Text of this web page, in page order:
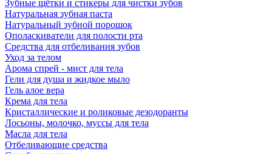
Зубные щётки и стикеры для чистки зубов
Натуральная зубная паста
Натуральный зубной порошок
Ополаскиватели для полости рта
Средства для отбеливания зубов
Уход за телом
Арома спрей - мист для тела
Гели для душа и жидкое мыло
Гель алое вера
Крема для тела
Кристаллические и роликовые дезодоранты
Лосьоны, молочко, муссы для тела
Масла для тела
Отбеливающие средства